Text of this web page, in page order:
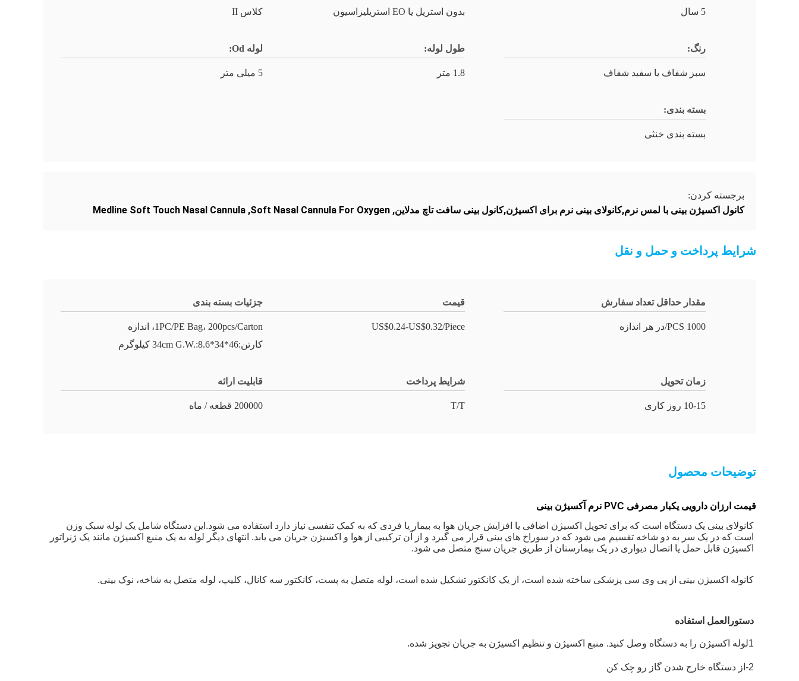
5 سال بدون استریل یا EO استریلیزاسیون کلاس II
رنگ:
سبز شفاف یا سفید شفاف
طول لوله:
1.8 متر
لوله Od:
5 میلی متر
بسته بندی:
بسته بندی خنثی
برجسته کردن:
کانول اکسیژن بینی با لمس نرم,کانولای بینی نرم برای اکسیژن,کانول بینی سافت تاچ مدلاین,
Soft Nasal Cannula For Oxygen
,
Medline Soft Touch Nasal Cannula
شرایط پرداخت و حمل و نقل
مقدار حداقل تعداد سفارش
1000 PCS/در هر اندازه
قیمت
US$0.24-US$0.32/Piece
جزئیات بسته بندی
1PC/PE Bag، 200pcs/Carton، اندازه
کارتن:46*34*34cm G.W.:8.6 کیلوگرم
زمان تحویل
10-15 روز کاری
شرایط پرداخت
T/T
قابلیت ارائه
200000 قطعه / ماه
توضیحات محصول
قیمت ارزان دارویی یکبار مصرفی PVC نرم آکسیژن بینی
اکسیژن قابل حمل یا اتصال دیواری در یک بیمارستان از طریق جریان سنج متصل می شود.
کانوله اکسیژن بینی از پی وی سی پزشکی ساخته شده است، از یک کانکتور تشکیل شده است، لوله متصل به پست، کانکتور سه کانال، کلیپ، لوله متصل به شاخه، نوک بینی.
دستورالعمل استفاده
1لوله اکسیژن را به دستگاه وصل کنید. منبع اکسیژن و تنظیم اکسیژن به جریان تجویز شده.
2-از دستگاه خارج شدن گاز رو چک کن